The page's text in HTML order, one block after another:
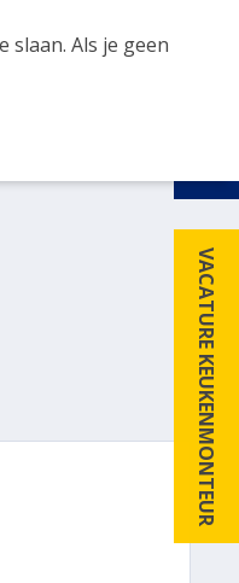
VACATURE KEUKENMONTEUR
Klik hier voor
Als je geen